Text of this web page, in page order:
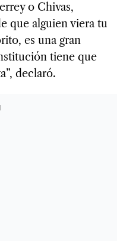
o Chivas,
que alguien viera tu
es una gran
tiene que
declaró.